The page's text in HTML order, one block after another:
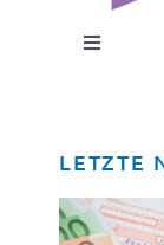
Toggle
LETZTE